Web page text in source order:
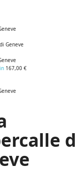
Geneve
167,00 €